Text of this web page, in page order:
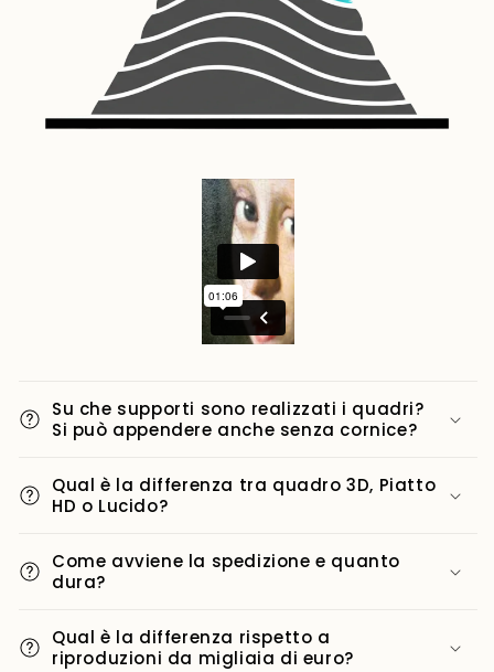
Su che supporti sono realizzati i quadri?
Si può appendere anche senza cornice?
Qual è la differenza tra quadro 3D, Piatto
HD o Lucido?
Come avviene la spedizione e quanto
dura?
Qual è la differenza rispetto a
riproduzioni da migliaia di euro?